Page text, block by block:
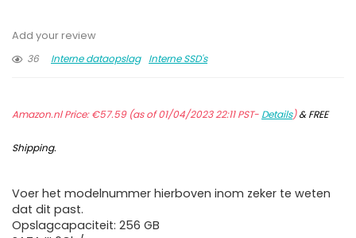
Add your review
36
Interne dataopslag Interne SSD's
Amazon.nl Price:€57.59(as of 01/04/2023 22:11 PST- Details)&FREE
Shipping.
Voer het modelnummer hierboven inom zeker te weten
dat dit past.
Opslagcapaciteit: 256 GB